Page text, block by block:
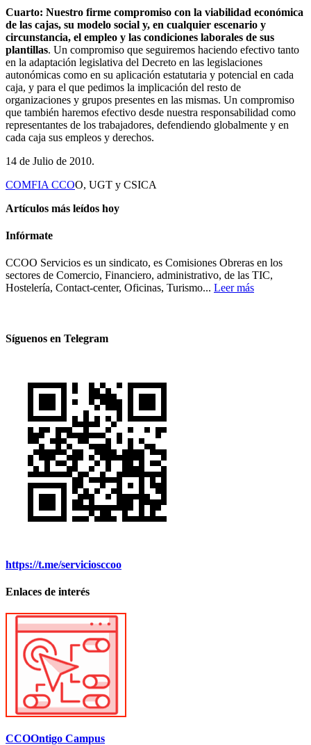
Cuarto: Nuestro firme compromiso con la viabilidad económica
de las cajas, su modelo social y, en cualquier escenario y
circunstancia, el empleo y las condiciones laborales de sus
plantillas. Un compromiso que seguiremos haciendo efectivo tanto
en la adaptación legislativa del Decreto en las legislaciones
autonómicas como en su aplicación estatutaria y potencial en cada
caja, y para el que pedimos la implicación del resto de
organizaciones y grupos presentes en las mismas. Un compromiso
que también haremos efectivo desde nuestra responsabilidad como
representantes de los trabajadores, defendiendo globalmente y en
cada caja sus empleos y derechos.
14 de Julio de 2010.
COMFIA CCOO, UGT y CSICA
Artículos más leídos hoy
Infórmate
CCOO Servicios es un sindicato, es Comisiones Obreras en los
sectores de Comercio, Financiero, administrativo, de las TIC,
Hostelería, Contact-center, Oficinas, Turismo... Leer más
Síguenos en Telegram
https://t.me/serviciosccoo
Enlaces de interés
CCOOntigo Campus